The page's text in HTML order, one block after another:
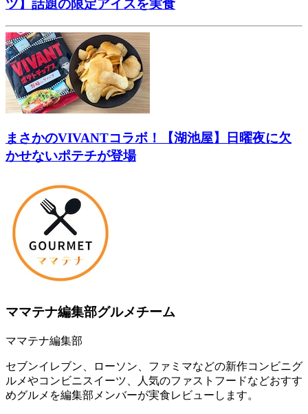
ツ】話題の限定アイスを実食
まさかのVIVANTコラボ！【湖池屋】日曜夜に欠
かせないポテチが登場
ママテナ編集部グルメチーム
ママテナ編集部
セブンイレブン、ローソン、ファミマなどの新作コンビニグ
ルメやコンビニスイーツ、人気のファストフードなどおすす
めグルメを編集部メンバーが実食レビューします。